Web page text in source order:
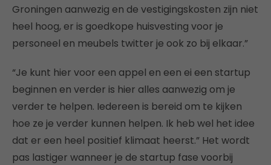
Groningen aanwezig en de vestigingskosten zijn niet
heel hoog, er is goedkope huisvesting voor je
personeel en meubels twitter je ook zo bij elkaar.”
“Je kunt hier voor een appel en een ei een startup
beginnen en verder is hier alles aanwezig om je
verder te helpen. Iedereen is bereid om te kijken
hoe ze je verder kunnen helpen. Ik heb wel het idee
dat er een heel positief klimaat heerst.” Het wordt
pas lastiger wanneer je de startup fase voorbij